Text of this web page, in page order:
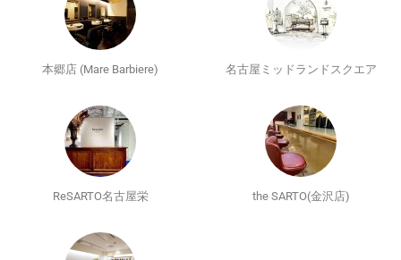
本郷店 (Mare Barbiere) 名古屋ミッドランドスクエア
ReSARTO名古屋栄 the SARTO(金沢店)